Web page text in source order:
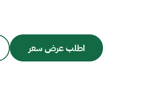
اطلب عرض سعر